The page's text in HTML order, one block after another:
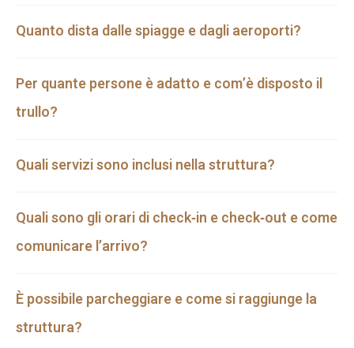
Quanto dista dalle spiagge e dagli aeroporti?
Per quante persone è adatto e com’è disposto il
trullo?
Quali servizi sono inclusi nella struttura?
Quali sono gli orari di check‑in e check‑out e come
comunicare l’arrivo?
È possibile parcheggiare e come si raggiunge la
struttura?